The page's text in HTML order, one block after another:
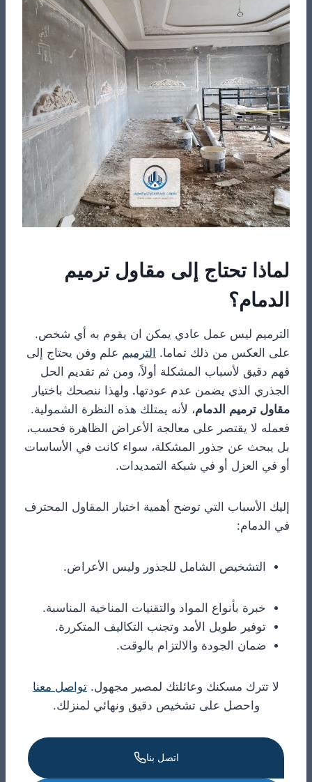
لماذا تحتاج إلى مقاول ترميم
الدمام؟
الترميم ليس عمل عادي يمكن ان يقوم به أي شخص.
على العكس من ذلك تماما.
الترميم علم وفن يحتاج إلى
فهم دقيق لأسباب المشكلة أولاً، ومن ثم تقديم الحل
الجذري الذي يضمن عدم عودتها. ولهذا ننصحك باختيار
مقاول ترميم الدمام، لأنه يمتلك هذه النظرة الشمولية.
فعمله لا يقتصر على معالجة الأعراض الظاهرة فحسب،
بل يبحث عن جذور المشكلة، سواء كانت في الأساسات
أو في العزل أو في شبكة التمديدات.
إليك الأسباب التي توضح أهمية اختيار المقاول المحترف
في الدمام:
التشخيص الشامل للجذور وليس الأعراض.
خبرة بأنواع المواد والتقنيات المناخية المناسبة.
توفير طويل الأمد وتجنب التكاليف المتكررة.
ضمان الجودة والالتزام بالوقت.
لا تترك مسكنك وعائلتك لمصير مجهول. تواصل معنا
واحصل على تشخيص دقيق ونهائي لمنزلك.
اتصل بنا